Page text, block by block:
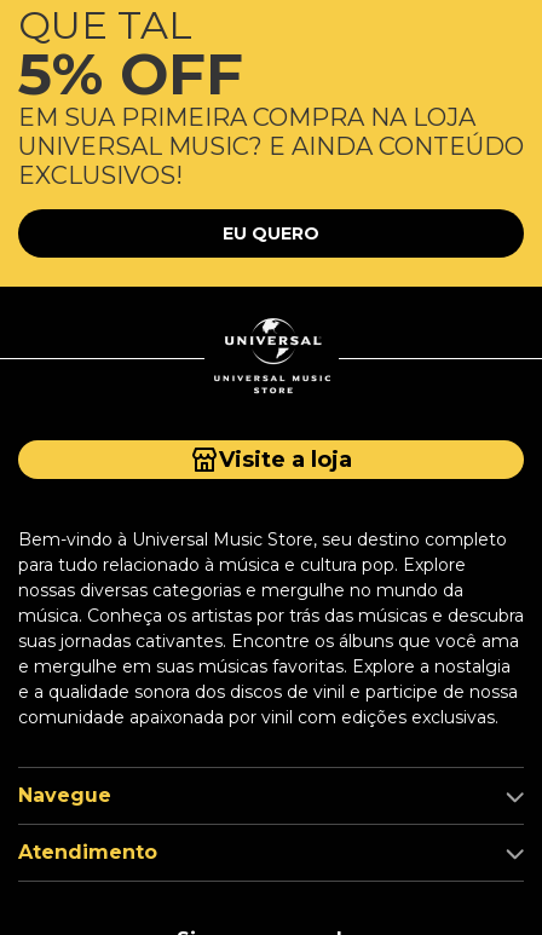
QUE TAL
5% OFF
EM SUA PRIMEIRA COMPRA NA LOJA
UNIVERSAL MUSIC? E AINDA CONTEÚDO
EXCLUSIVOS!
EU QUERO
Visite a loja
Bem-vindo à Universal Music Store, seu destino completo
para tudo relacionado à música e cultura pop. Explore
nossas diversas categorias e mergulhe no mundo da
música. Conheça os artistas por trás das músicas e descubra
suas jornadas cativantes. Encontre os álbuns que você ama
e mergulhe em suas músicas favoritas. Explore a nostalgia
e a qualidade sonora dos discos de vinil e participe de nossa
comunidade apaixonada por vinil com edições exclusivas.
Navegue
Atendimento